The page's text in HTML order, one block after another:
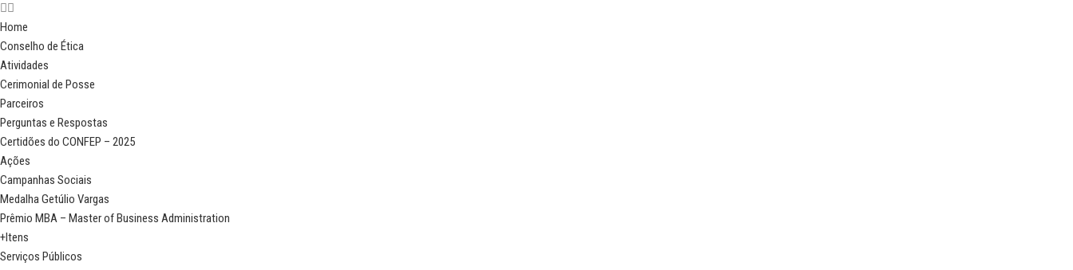
Home
Conselho de Ética
Atividades
Cerimonial de Posse
Parceiros
Perguntas e Respostas
Certidões do CONFEP – 2025
Ações
Campanhas Sociais
Medalha Getúlio Vargas
Prêmio MBA – Master of Business Administration
+Itens
Serviços Públicos